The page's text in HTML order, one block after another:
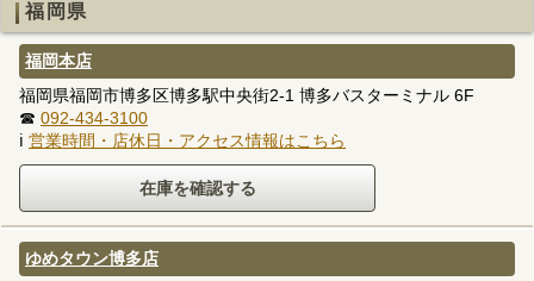
福岡県
福岡本店
福岡県福岡市博多区博多駅中央街2-1 博多バスターミナル 6F
☎ 092-434-3100
ℹ 営業時間・店休日・アクセス情報はこちら
ゆめタウン博多店